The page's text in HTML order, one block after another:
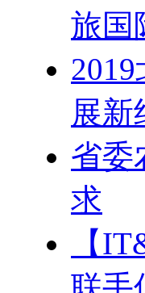
旅国
展新
省委
求
【